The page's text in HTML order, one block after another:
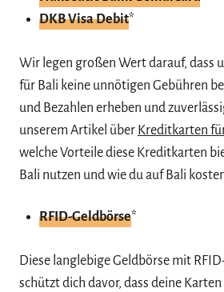
DKB Visa Debit*
Wir legen großen Wert darauf, dass
für Bali keine unnötigen Gebühren
und Bezahlen erheben und
unserem Artikel über Kreditkarten
welche Vorteile diese Kreditkarten
Bali nutzen und wie du auf Bali
RFID-Geldbörse*
Diese langlebige Geldbörse mit
schützt dich davor, dass deine